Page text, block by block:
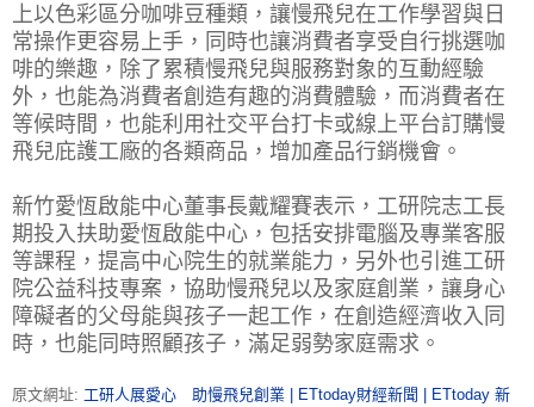
上以色彩區分咖啡豆種類，讓慢飛兒在工作學習與日
常操作更容易上手，同時也讓消費者享受自行挑選咖
啡的樂趣，除了累積慢飛兒與服務對象的互動經驗
外，也能為消費者創造有趣的消費體驗，而消費者在
等候時間，也能利用社交平台打卡或線上平台訂購慢
飛兒庇護工廠的各類商品，增加產品行銷機會。
新竹愛恆啟能中心董事長戴耀賽表示，工研院志工長
期投入扶助愛恆啟能中心，包括安排電腦及專業客服
等課程，提高中心院生的就業能力，另外也引進工研
院公益科技專案，協助慢飛兒以及家庭創業，讓身心
障礙者的父母能與孩子一起工作，在創造經濟收入同
時，也能同時照顧孩子，滿足弱勢家庭需求。
原文網址: 工研人展愛心 助慢飛兒創業 | ETtoday財經新聞 | ETtoday 新